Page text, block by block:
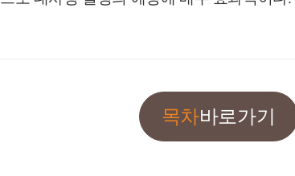
목차바로가기